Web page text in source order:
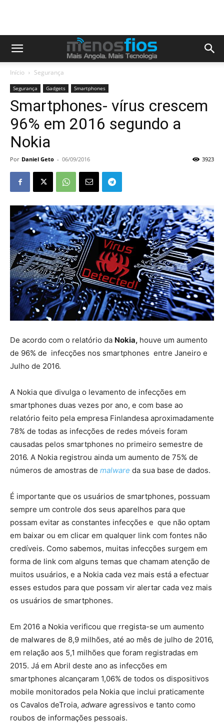
Início Segurança
Segurança Gadgets Smartphones
Smartphones- vírus crescem
96% em 2016 segundo a
Nokia
Por Daniel Geto - 06/09/2016 3923
De acordo com o relatório da Nokia, houve um aumento
de 96% de infecções nos smartphones entre Janeiro e
Julho de 2016.
A Nokia que divulga o levamento de infecções em
smartphones duas vezes por ano, e com base ao
relatório feito pela empresa Finlandesa aproximadamente
78% de todas as infecções de redes móveis foram
causadas pelos smartphones no primeiro semestre de
2016. A Nokia registrou ainda um aumento de 75% de
números de amostras de malware da sua base de dados.
É importante que os usuários de smartphones, possuam
sempre um controle dos seus aparelhos para que
possam evitar as constantes infecções e que não optam
em baixar ou em clicar em qualquer link com fontes não
credíveis. Como sabemos, muitas infecções surgem em
forma de link com alguns temas que chamam atenção de
muitos usuários, e a Nokia cada vez mais está a efectuar
esses estudos para que possam vir alertar cada vez mais
os usuários de smartphones.
Em 2016 a Nokia verificou que rregista-se um aumento
de malwares de 8,9 milhões, até ao mês de julho de 2016,
em relação aos 5,1 milhões que foram registradas em
2015. Já em Abril deste ano as infecções em
smartphones alcançaram 1,06% de todos os dispositivos
mobile monitorados pela Nokia que inclui praticamente
os Cavalos deTroia, adware agressivos e tanto como
roubos de informações pessoais.